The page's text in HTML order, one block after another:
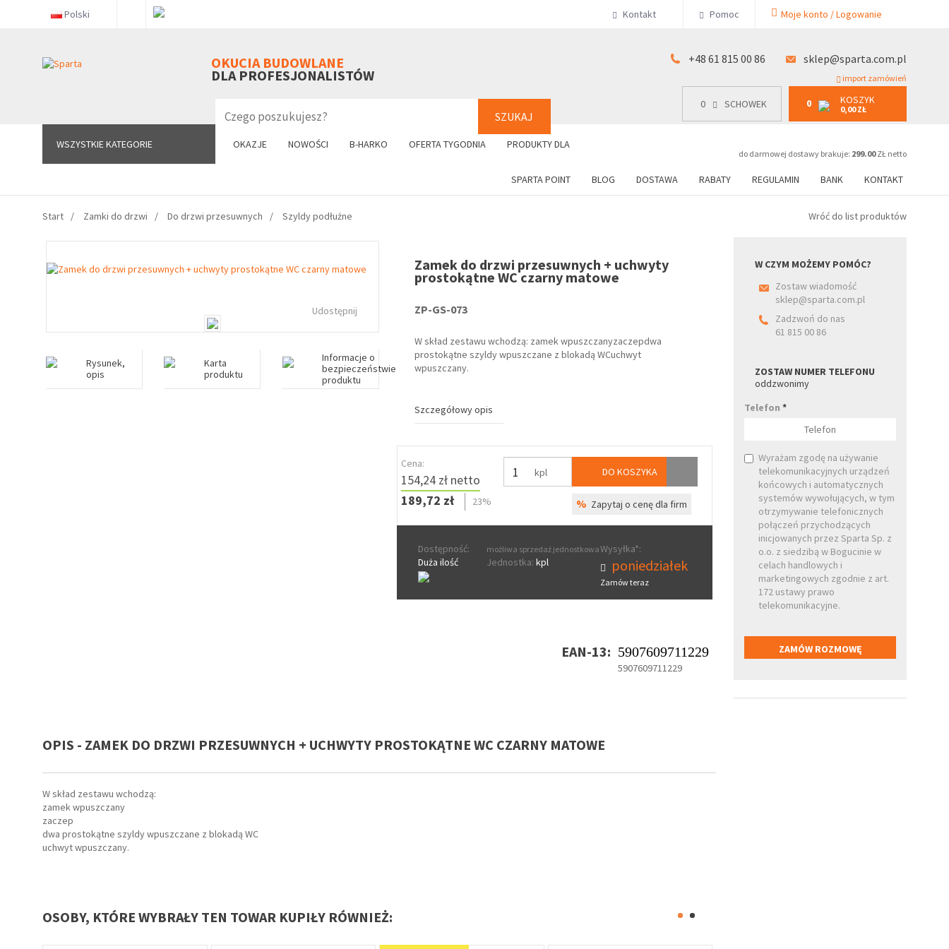
Polski Kontakt Pomoc Moje konto / Logowanie
OKUCIA BUDOWLANE
DLA PROFESJONALISTÓW
SZUKAJ
+48 61 815 00 86 sklep@sparta.com.pl
import zamówień
0 SCHOWEK 0 KOSZYK
0,00 ZŁ
do darmowej dostawy brakuje: 299.00ZŁ netto
WSZYSTKIE KATEGORIE OKAZJE NOWOŚCI B-HARKO OFERTA TYGODNIA PRODUKTY DLA
SPARTA POINT BLOG DOSTAWA RABATY REGULAMIN BANK KONTAKT
WSZYSTKIE KATEGORIE 0 SCHOWEK 0 KOSZYK
0,00 ZŁ
+48 61 815 00 86
Start Zamki do drzwi Do drzwi przesuwnych Szyldy podłużne Wróć do list produktów
Udostępnij
Rysunek,
opis
Karta
produktu
Informacje o
bezpieczeństwie
produktu
Zamek do drzwi przesuwnych + uchwyty
prostokątne WC czarny matowe
ZP-GS-073
W skład zestawu wchodzą: zamek wpuszczanyzaczepdwa
prostokątne szyldy wpuszczane z blokadą WCuchwyt
wpuszczany.
Szczegółowy opis
Cena:
154,24 zł netto
189,72 zł
23%
kpl DO KOSZYKA
% Zapytaj o cenę dla firm
Dostępność:
Duża ilość
możliwa sprzedaż jednostkowa
Jednostka: kpl
Wysyłka*:
poniedziałek
Zamów teraz
EAN-13: 5907609711229
5907609711229
OPIS - ZAMEK DO DRZWI PRZESUWNYCH + UCHWYTY PROSTOKĄTNE WC CZARNY MATOWE
W skład zestawu wchodzą:
zamek wpuszczany
zaczep
dwa prostokątne szyldy wpuszczane z blokadą WC
uchwyt wpuszczany.
OSOBY, KTÓRE WYBRAŁY TEN TOWAR KUPIŁY RÓWNIEŻ:
W CZYM MOŻEMY POMÓC?
Zostaw wiadomość
sklep@sparta.com.pl
Zadzwoń do nas
61 815 00 86
ZOSTAW NUMER TELEFONU
oddzwonimy
Telefon*
Wyrażam zgodę na używanie
telekomunikacyjnych urządzeń
końcowych i automatycznych
systemów wywołujących, w tym
otrzymywanie telefonicznych
połączeń przychodzących
inicjowanych przez Sparta Sp. z
o.o. z siedzibą w Bogucinie w
celach handlowych i
marketingowych zgodnie z art.
172 ustawy prawo
telekomunikacyjne.